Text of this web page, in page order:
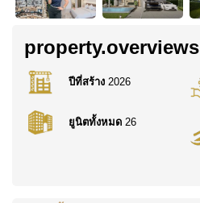
property.overviews
ปีที่สร้าง 2026
ยูนิตทั้งหมด 26